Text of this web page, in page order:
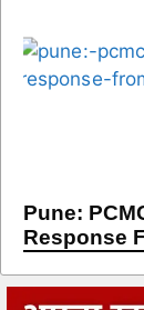
Pune:
Response